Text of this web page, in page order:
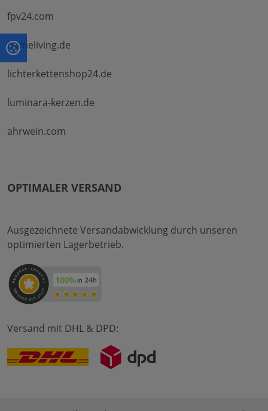
fpv24.com
homeliving.de
lichterkettenshop24.de
luminara-kerzen.de
ahrwein.com
OPTIMALER VERSAND
Ausgezeichnete Versandabwicklung durch unseren
optimierten Lagerbetrieb.
Versand mit DHL & DPD: